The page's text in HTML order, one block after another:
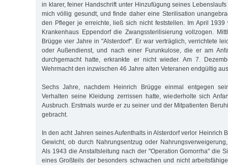
in klarer, feiner Handschrift unter Hinzufügung seines
mich völlig gesundt, und finde daher eine Sterilisation
den Pfleger je erreichte, ließ sich nicht feststellen. Im April 1939
Krankenhaus Eppendorf die Zwangssterilisierung vollzogen.
Brügge vier Jahre in "Alsterdorf". Er war verträglich, verrichtete
oder Außendienst, und nach einer Furunkulose, die er am
durchgemacht hatte, erkrankte er nicht wieder. Am 7.
Wehrmacht den inzwischen 46 Jahre alten Veteranen endgültig
Sechs Jahre, nachdem Heinrich Brügge einmal entgegen
Verhalten seine Kleidung zerrissen hatte, wiederholte sich
Ausbruch. Erst­mals wurde er zu seiner und der Mitpatienten
gebracht.
In den acht Jahren seines Aufenthalts in Alsterdorf verlor Heinrich
Gewicht, ob durch Nahrungsentzug oder
Als 1943 die Anstaltsleitung nach der "Operation Gomorrha" die
eines Großteils der besonders schwachen und nicht